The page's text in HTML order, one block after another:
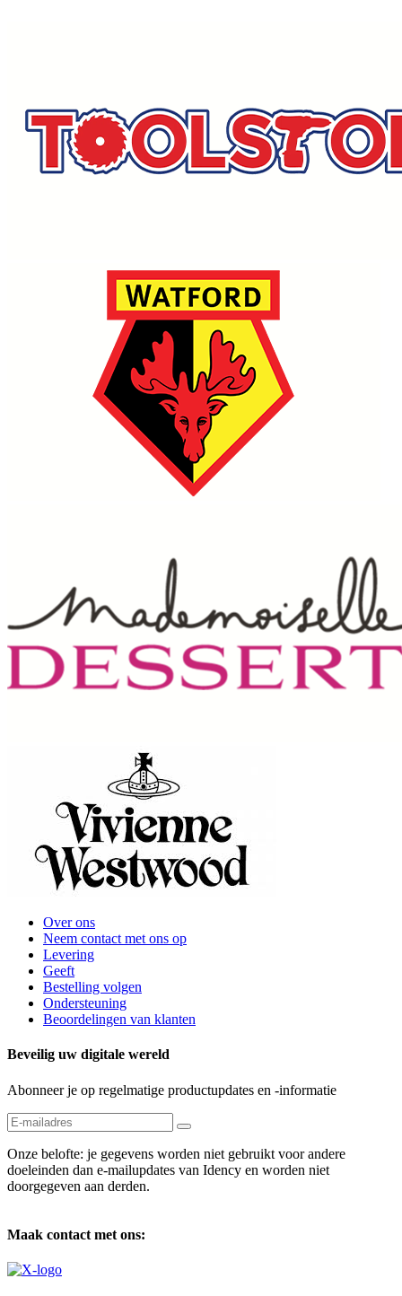
Over ons
Neem contact met ons op
Levering
Geeft
Bestelling volgen
Ondersteuning
Beoordelingen van klanten
Beveilig uw digitale wereld
Abonneer je op regelmatige productupdates en -informatie
Onze belofte: je gegevens worden niet gebruikt voor andere
doeleinden dan e-mailupdates van Idency en worden niet
doorgegeven aan derden.
Maak contact met ons: